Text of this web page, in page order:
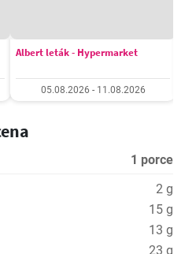
Albert leták - Hypermarket
05.08.2026 - 11.08.2026
1 porce
2 g
15 g
13 g
23 g